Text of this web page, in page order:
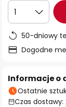
1
50-dniowy
Dogodne
Informacje o
Ostatnie
Czas